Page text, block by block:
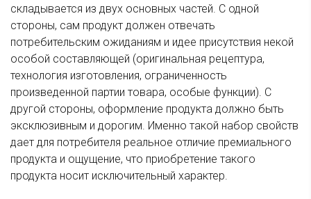
складывается из двух основных частей. С одной
стороны, сам продукт должен отвечать
потребительским ожиданиям и идее присутствия некой
особой составляющей (оригинальная рецептура,
технология изготовления, ограниченность
произведенной партии товара, особые функции). С
другой стороны, оформление продукта должно быть
эксклюзивным и дорогим. Именно такой набор свойств
дает для потребителя реальное отличие премиального
продукта и ощущение, что приобретение такого
продукта носит исключительный характер.